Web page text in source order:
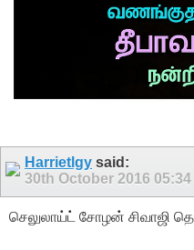
Harrietlgy said:
30th October 2016 05:34
செலுலாய்ட் சோழன் சிவாஜி